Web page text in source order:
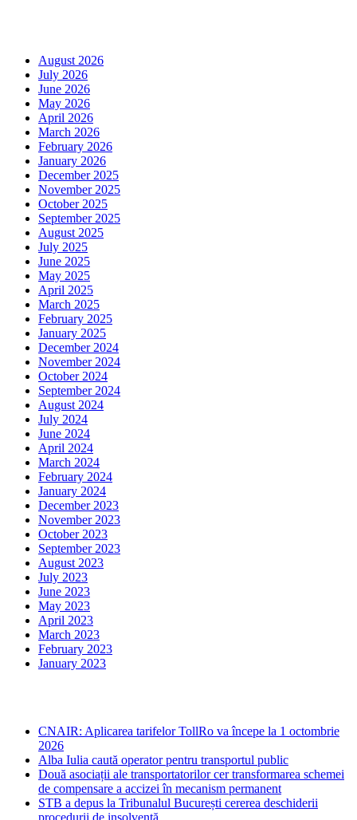
August 2026
July 2026
June 2026
May 2026
April 2026
March 2026
February 2026
January 2026
December 2025
November 2025
October 2025
September 2025
August 2025
July 2025
June 2025
May 2025
April 2025
March 2025
February 2025
January 2025
December 2024
November 2024
October 2024
September 2024
August 2024
July 2024
June 2024
April 2024
March 2024
February 2024
January 2024
December 2023
November 2023
October 2023
September 2023
August 2023
July 2023
June 2023
May 2023
April 2023
March 2023
February 2023
January 2023
CNAIR: Aplicarea tarifelor TollRo va începe la 1 octombrie
2026
Alba Iulia caută operator pentru transportul public
Două asociații ale transportatorilor cer transformarea schemei
de compensare a accizei în mecanism permanent
STB a depus la Tribunalul București cererea deschiderii
procedurii de insolvență